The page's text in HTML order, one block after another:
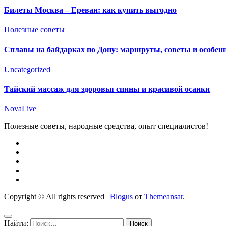
Билеты Москва – Ереван: как купить выгодно
Полезные советы
Сплавы на байдарках по Дону: маршруты, советы и
Uncategorized
Тайский массаж для здоровья спины и красивой осанки
NovaLive
Полезные советы, народные средства, опыт специалистов!
Copyright © All rights reserved | Blogus от Themeansar.
Найти: